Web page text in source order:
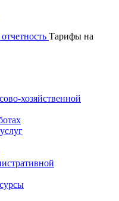
Тарифы на
хозяйственной